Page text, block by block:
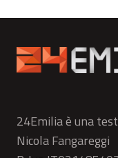
24Emilia è una
Nicola Fangareggi